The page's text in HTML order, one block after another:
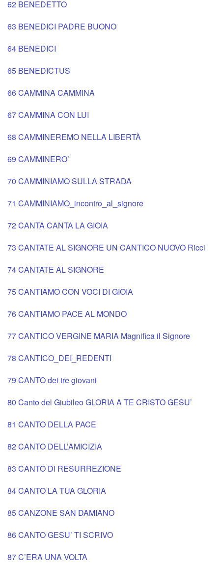
62 BENEDETTO
63 BENEDICI PADRE BUONO
64 BENEDICI
65 BENEDICTUS
66 CAMMINA CAMMINA
67 CAMMINA CON LUI
68 CAMMINEREMO NELLA LIBERTÀ
69 CAMMINERO’
70 CAMMINIAMO SULLA STRADA
71 CAMMINIAMO_incontro_al_signore
72 CANTA CANTA LA GIOIA
73 CANTATE AL SIGNORE UN CANTICO NUOVO Ricci
74 CANTATE AL SIGNORE
75 CANTIAMO CON VOCI DI GIOIA
76 CANTIAMO PACE AL MONDO
77 CANTICO VERGINE MARIA Magnifica il Signore
78 CANTICO_DEI_REDENTI
79 CANTO dei tre giovani
80 Canto del Giubileo GLORIA A TE CRISTO GESU’
81 CANTO DELLA PACE
82 CANTO DELL’AMICIZIA
83 CANTO DI RESURREZIONE
84 CANTO LA TUA GLORIA
85 CANZONE SAN DAMIANO
86 CANTO GESU’ TI SCRIVO
87 C’ERA UNA VOLTA